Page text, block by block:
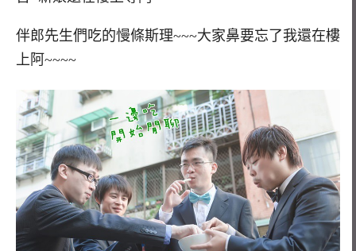
伴郎先生們吃的慢條斯理~~~大家鼻要忘了我還在樓
上阿~~~~